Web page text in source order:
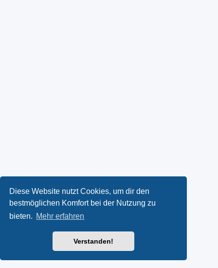
Diese Website nutzt Cookies, um dir den
bestmöglichen Komfort bei der Nutzung zu
bieten. Mehr erfahren
Verstanden!